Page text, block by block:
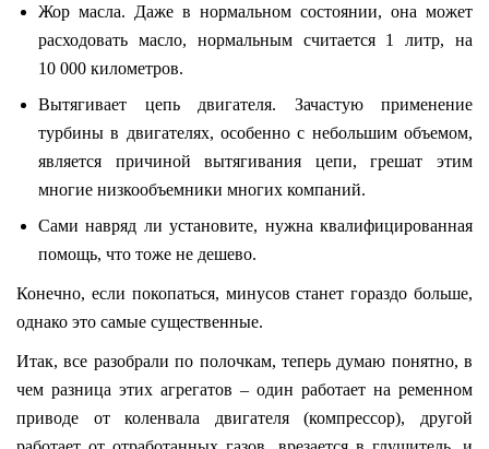
Жор масла. Даже в нормальном состоянии, она может
расходовать масло, нормальным считается 1 литр, на
10 000 километров.
Вытягивает цепь двигателя. Зачастую применение
турбины в двигателях, особенно с небольшим объемом,
является причиной вытягивания цепи, грешат этим
многие низкообъемники многих компаний.
Сами навряд ли установите, нужна квалифицированная
помощь, что тоже не дешево.
Конечно, если покопаться, минусов станет гораздо больше,
однако это самые существенные.
Итак, все разобрали по полочкам, теперь думаю понятно, в
чем разница этих агрегатов – один работает на ременном
приводе от коленвала двигателя (компрессор), другой